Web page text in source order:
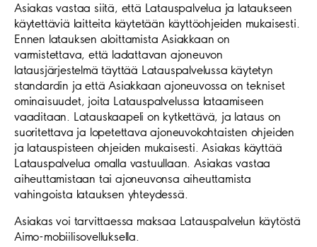
Asiakas vastaa siitä, että Latauspalvelua ja lataukseen
käytettäviä laitteita käytetään käyttöohjeiden mukaisesti.
Ennen latauksen aloittamista Asiakkaan on
varmistettava, että ladattavan ajoneuvon
latausjärjestelmä täyttää Latauspalvelussa käytetyn
standardin ja että Asiakkaan ajoneuvossa on tekniset
ominaisuudet, joita Latauspalvelussa lataamiseen
vaaditaan. Latauskaapeli on kytkettävä, ja lataus on
suoritettava ja lopetettava ajoneuvokohtaisten ohjeiden
ja latauspisteen ohjeiden mukaisesti. Asiakas käyttää
Latauspalvelua omalla vastuullaan. Asiakas vastaa
aiheuttamistaan tai ajoneuvonsa aiheuttamista
vahingoista latauksen yhteydessä.
Asiakas voi tarvittaessa maksaa Latauspalvelun käytöstä
Aimo-mobiilisovelluksella.